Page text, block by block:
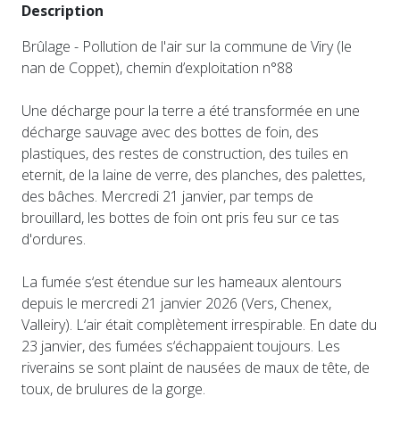
Description
Brûlage - Pollution de l'air sur la commune de Viry (le
nan de Coppet), chemin d’exploitation n°88
Une décharge pour la terre a été transformée en une
décharge sauvage avec des bottes de foin, des
plastiques, des restes de construction, des tuiles en
eternit, de la laine de verre, des planches, des palettes,
des bâches. Mercredi 21 janvier, par temps de
brouillard, les bottes de foin ont pris feu sur ce tas
d'ordures.
La fumée s‘est étendue sur les hameaux alentours
depuis le mercredi 21 janvier 2026 (Vers, Chenex,
Valleiry). L‘air était complètement irrespirable. En date du
23 janvier, des fumées s‘échappaient toujours. Les
riverains se sont plaint de nausées de maux de tête, de
toux, de brulures de la gorge.